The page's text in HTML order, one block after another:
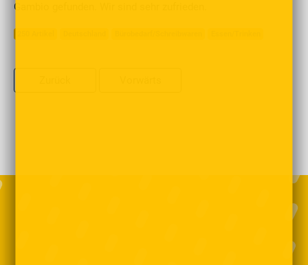
Gambio gefunden. Wir sind sehr zufrieden.